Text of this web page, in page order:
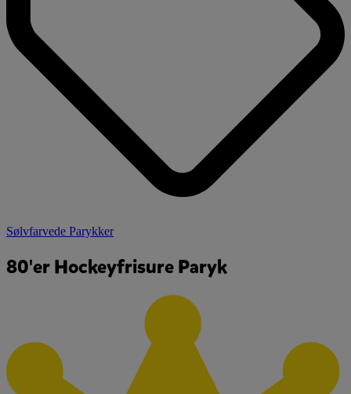
Sølvfarvede Parykker
80'er Hockeyfrisure Paryk